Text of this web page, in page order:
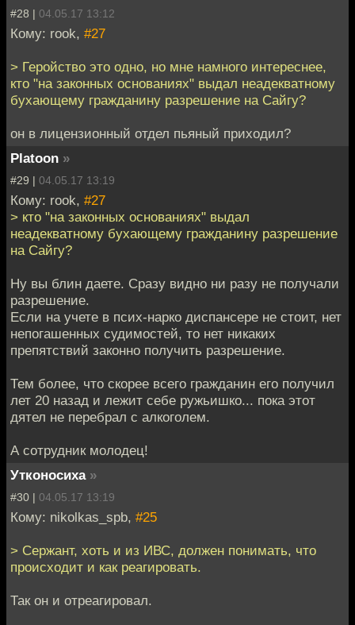
#28 | 04.05.17 13:12
Кому: rook, #27
> Геройство это одно, но мне намного интереснее,
кто "на законных основаниях" выдал неадекватному
бухающему гражданину разрешение на Сайгу?
он в лицензионный отдел пьяный приходил?
Platoon »
#29 | 04.05.17 13:19
Кому: rook, #27
> кто "на законных основаниях" выдал
неадекватному бухающему гражданину разрешение
на Сайгу?
Ну вы блин даете. Сразу видно ни разу не получали
разрешение.
Если на учете в псих-нарко диспансере не стоит, нет
непогашенных судимостей, то нет никаких
препятствий законно получить разрешение.
Тем более, что скорее всего гражданин его получил
лет 20 назад и лежит себе ружьишко... пока этот
дятел не перебрал с алкоголем.
А сотрудник молодец!
Утконосиха »
#30 | 04.05.17 13:19
Кому: nikolkas_spb, #25
> Сержант, хоть и из ИВС, должен понимать, что
происходит и как реагировать.
Так он и отреагировал.